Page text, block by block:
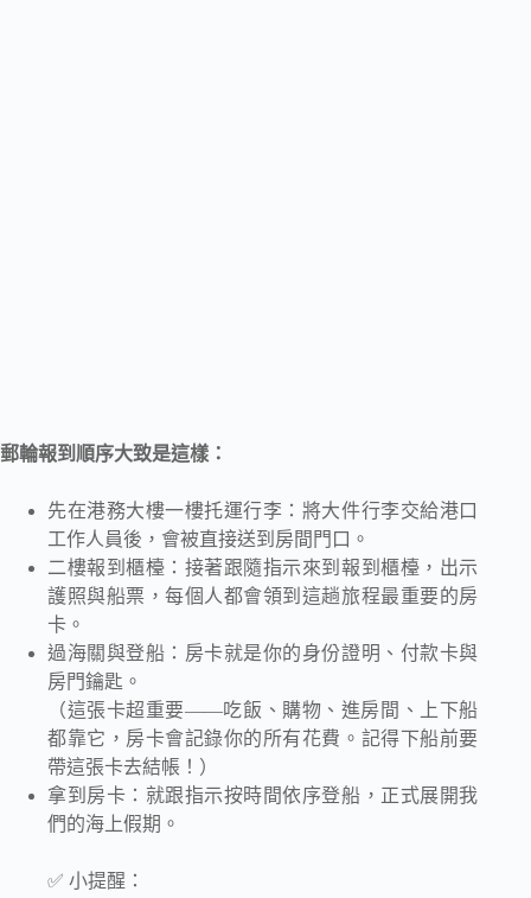
郵輪報到順序大致是這樣：
先在港務大樓一樓托運行李：將大件行李交給港口
工作人員後，會被直接送到房間門口。
二樓報到櫃檯：接著跟隨指示來到報到櫃檯，出示
護照與船票，每個人都會領到這趟旅程最重要的房
卡。
過海關與登船：房卡就是你的身份證明、付款卡與
房門鑰匙。
（這張卡超重要——吃飯、購物、進房間、上下船
都靠它，房卡會記錄你的所有花費。記得下船前要
帶這張卡去結帳！）
拿到房卡：就跟指示按時間依序登船，正式展開我
們的海上假期。
✅ 小提醒：